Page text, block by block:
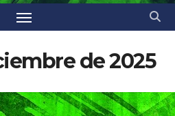
de 2025